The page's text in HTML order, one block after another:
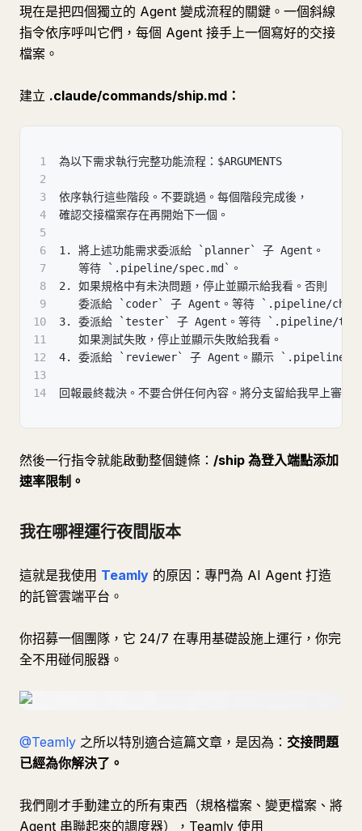
現在是把四個獨立的 Agent 變成流程的關鍵。一個斜線
指令依序呼叫它們，每個 Agent 接手上一個寫好的交接
檔案。
建立 .claude/commands/ship.md：
1
為以下需求執行完整功能流程：$ARGUMENTS
2
3
依序執行這些階段。不要跳過。每個階段完成後，
4
確認交接檔案存在再開始下一個。
5
6
1. 將上述功能需求委派給 `planner` 子 Agent。
7
   等待 `.pipeline/spec.md`。
8
2. 如果規格中有未決問題，停止並顯示給我看。否則
9
委派給 `coder` 子 Agent。等待 `.pipeline/
10
3. 委派給 `tester` 子 Agent。等待 `.pipeline/
11
   如果測試失敗，停止並顯示失敗給我看。
12
4. 委派給 `reviewer` 子 Agent。顯示 `.pipeline/
13
14
回報最終裁決。不要合併任何內容。將分支留給我早上審查
然後一行指令就能啟動整個鏈條： /ship 為登入端點添加
速率限制。
我在哪裡運行夜間版本
這就是我使用 Teamly 的原因：專門為 AI Agent 打造
的託管雲端平台。
你招募一個團隊，它 24/7 在專用基礎設施上運行，你完
全不用碰伺服器。
@Teamly 之所以特別適合這篇文章，是因為： 交接問題
已經為你解決了。
我們剛才手動建立的所有東西（規格檔案、變更檔案、將
Agent 串聯起來的調度器），Teamly 使用